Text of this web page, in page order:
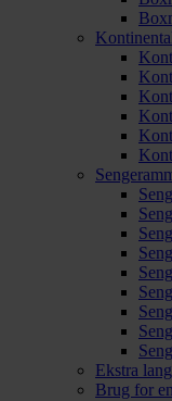
Ekstra
Brug for